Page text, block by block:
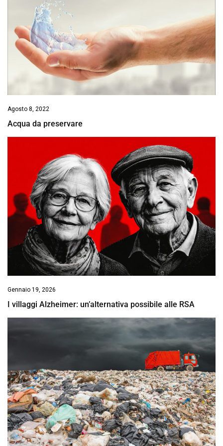
Agosto 8, 2022
Acqua da preservare
Gennaio 19, 2026
I villaggi Alzheimer: un’alternativa possibile alle RSA